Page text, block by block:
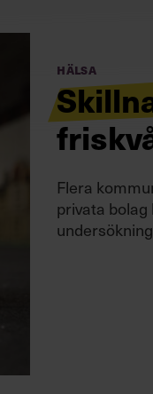
Hälsa
Flera
privata